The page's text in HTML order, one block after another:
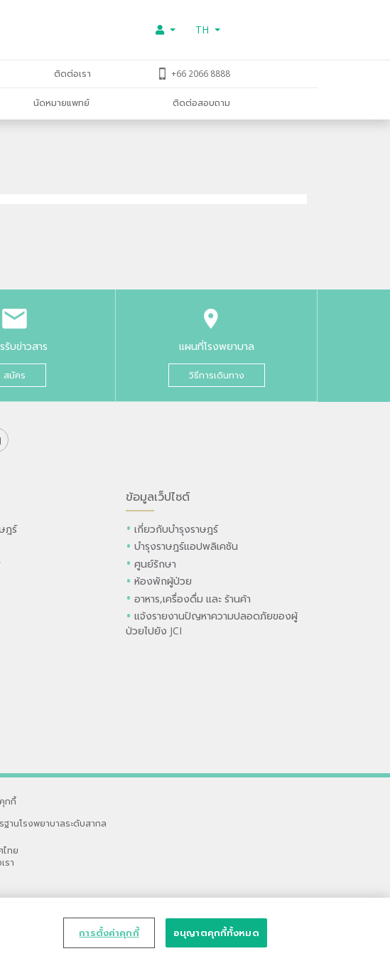
TH
ติดต่อเรา +66 2066 8888
นัดหมายแพทย์ ติดต่อสอบถาม
รับข่าวสาร
สมัคร
แผนที่โรงพยาบาล
วิธีการเดินทาง
ฎร์
ข้อมูลเว็ปไซต์
เกี่ยวกับบำรุงราษฎร์
บำรุงราษฎร์แอปพลิเคชัน
ศูนย์รักษา
ห้องพักผู้ป่วย
อาหาร,เครื่องดื่ม และ ร้านค้า
แจ้งรายงานปัญหาความปลอดภัยของผู้
ป่วยไปยัง JCI
กกี้
ฐานโรงพยาบาลระดับสากล
ไทย
รา
การตั้งค่าคุกกี้ อนุญาตคุกกี้ทั้งหมด